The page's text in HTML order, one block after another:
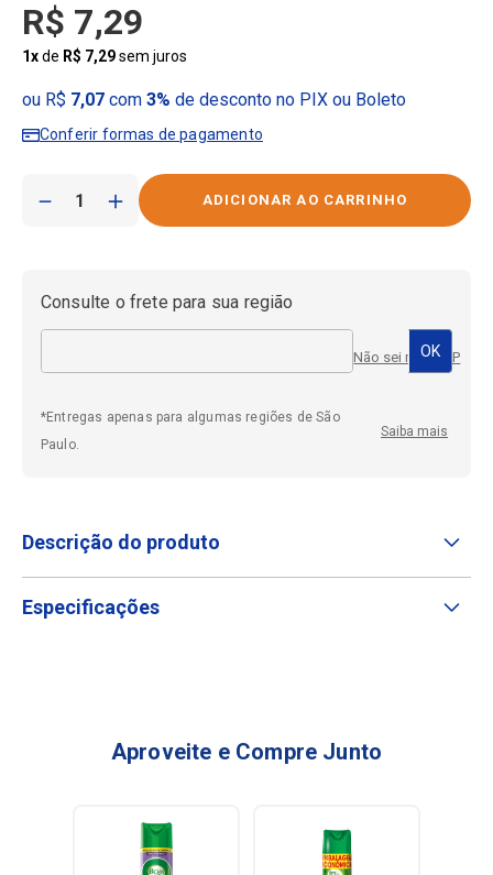
R$ 7,29
1xde R$ 7,29sem juros
ou R$ 7,07com 3% de desconto no PIX ou Boleto
Conferir formas de pagamento
＋
－
Consulte o frete para sua região
Não sei meu CEP
*Entregas apenas para algumas regiões de São
Paulo.
Saiba mais
Descrição do produto
Especificações
Aproveite e Compre Junto